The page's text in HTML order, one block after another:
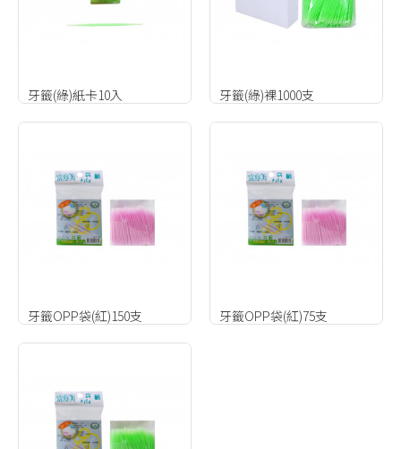
牙籤(綠)紙卡10入 牙籤(綠)裸1000支
牙籤OPP袋(紅)150支 牙籤OPP袋(紅)75支